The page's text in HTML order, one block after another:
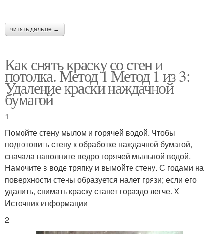
читать дальше →
Как снять краску со стен и
потолка. Метод 1 Метод 1 из 3:
Удаление краски наждачной
бумагой
1
Помойте стену мылом и горячей водой. Чтобы
подготовить стену к обработке наждачной бумагой,
сначала наполните ведро горячей мыльной водой.
Намочите в воде тряпку и вымойте стену. С годами на
поверхности стены образуется налет грязи; если его
удалить, снимать краску станет гораздо легче. X
Источник информации
2